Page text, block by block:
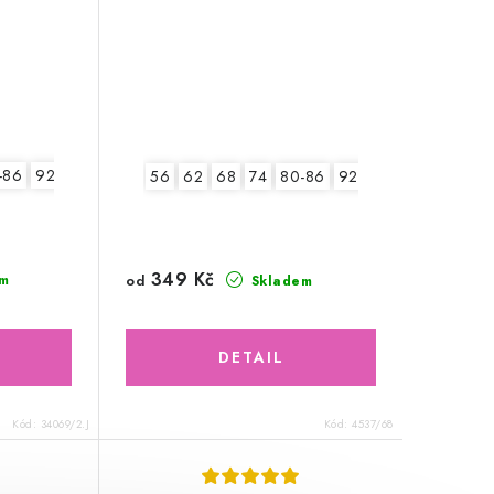
92-98 2.jakost v.62
Kód: 34069/2.J
56 62 68 74 80-86 92-98
Skladem
od 349 Kč
Kód:4537/68